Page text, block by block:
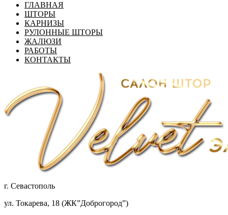
ГЛАВНАЯ
ШТОРЫ
КАРНИЗЫ
РУЛОННЫЕ ШТОРЫ
ЖАЛЮЗИ
РАБОТЫ
КОНТАКТЫ
г. Севастополь
ул. Токарева, 18 (ЖК”Доброгород”)